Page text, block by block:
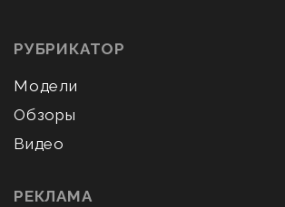
РУБРИКАТОР
Модели
Обзоры
Видео
РЕКЛАМА